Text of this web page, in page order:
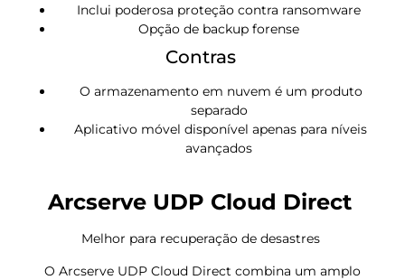
Inclui poderosa proteção contra ransomware
Opção de backup forense
Contras
O armazenamento em nuvem é um produto
separado
Aplicativo móvel disponível apenas para níveis
avançados
Arcserve UDP Cloud Direct
Melhor para recuperação de desastres
O Arcserve UDP Cloud Direct combina um amplo